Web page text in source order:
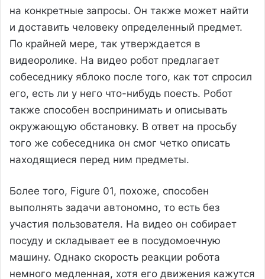
на конкретные запросы. Он также может найти
и доставить человеку определенный предмет.
По крайней мере, так утверждается в
видеоролике. На видео робот предлагает
собеседнику яблоко после того, как тот спросил
его, есть ли у него что-нибудь поесть. Робот
также способен воспринимать и описывать
окружающую обстановку. В ответ на просьбу
того же собеседника он смог четко описать
находящиеся перед ним предметы.
Более того, Figure 01, похоже, способен
выполнять задачи автономно, то есть без
участия пользователя. На видео он собирает
посуду и складывает ее в посудомоечную
машину. Однако скорость реакции робота
немного медленная, хотя его движения кажутся